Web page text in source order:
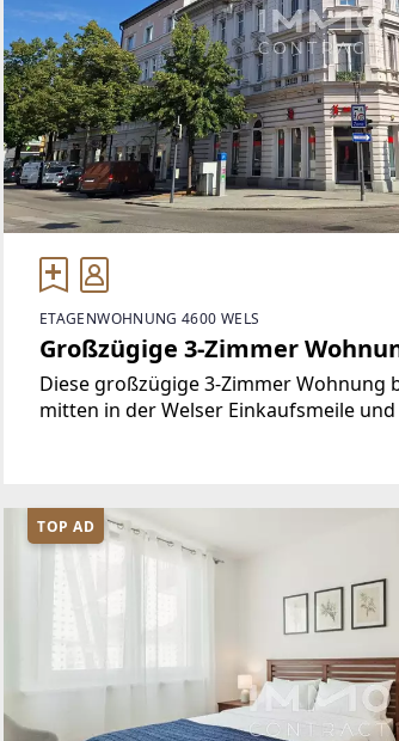
ETAGENWOHNUNG 4600 WELS
Großzügige 3-Zimmer
Diese großzügige 3-Zimmer Wohnung
mitten in der Welser Einkaufsmeile
Wohnung ist mit hellen Parkettböden
TOP AD